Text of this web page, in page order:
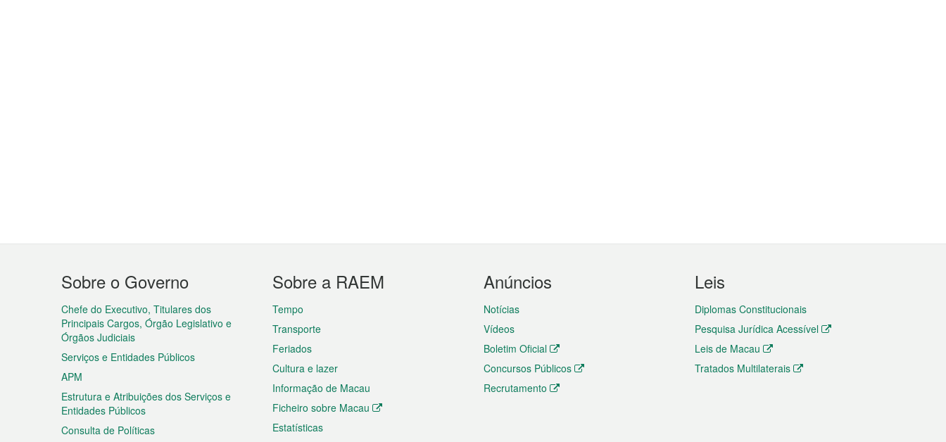
Menu
do
rodapé
Sobre o Governo
Chefe do Executivo, Titulares dos
Principais Cargos, Órgão Legislativo e
Órgãos Judiciais
Serviços e Entidades Públicos
APM
Estrutura e Atribuições dos Serviços e
Entidades Públicos
Consulta de Políticas
Sobre a RAEM
Tempo
Transporte
Feriados
Cultura e lazer
Informação de Macau
Ficheiro sobre Macau
Estatísticas
Anúncios
Notícias
Vídeos
Boletim Oficial
Concursos Públicos
Recrutamento
Leis
Diplomas Constitucionais
Pesquisa Jurídica Acessível
Leis de Macau
Tratados Multilaterais